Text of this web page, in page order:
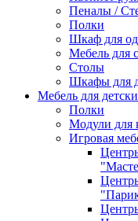
Пеналы /
Полки
Шкаф для
Мебель для
Столы
Шкафы для
Мебель для
Полки
Модули для
Игровая